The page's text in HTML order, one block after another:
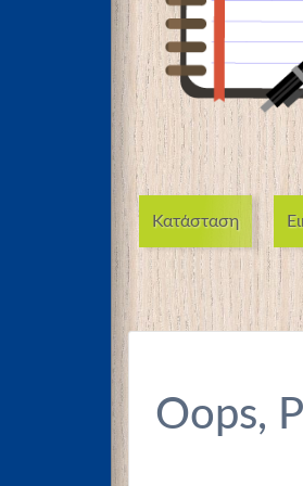
Κατάσταση
Oops,